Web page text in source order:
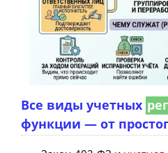
Все виды учетных
функции — от